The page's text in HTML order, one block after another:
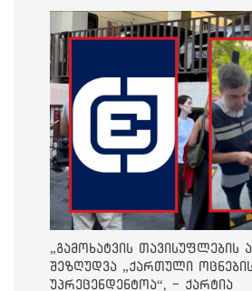
„გამოხატვის თავისუფლების
შეზღუდვა „ქართული
უპრეცენდენტოა“, - ქარტია